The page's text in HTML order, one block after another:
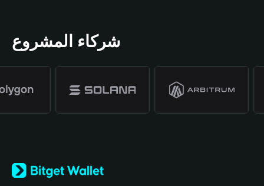
شركاء المشروع